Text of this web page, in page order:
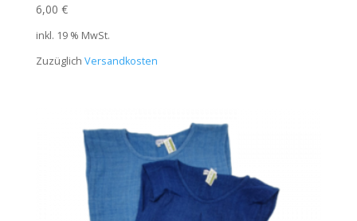
6,00 €
inkl. 19 % MwSt.
Zuzüglich Versandkosten